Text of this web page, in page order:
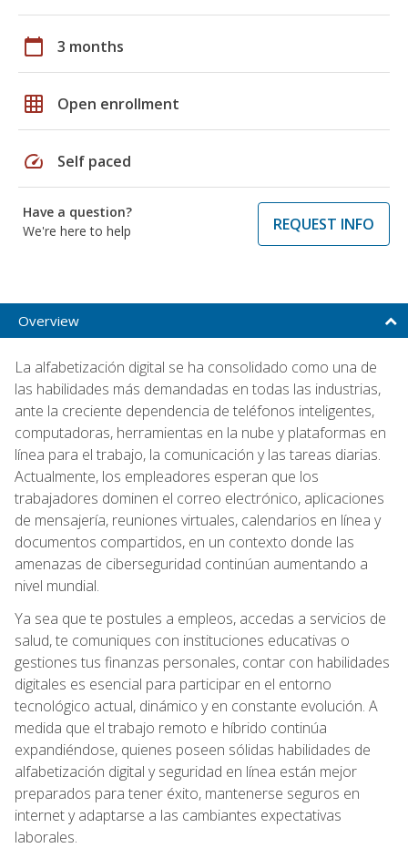
calendar_today 3 months
grid_on Open enrollment
speed Self paced
Have a question?
We're here to help
REQUEST INFO
Overview
La alfabetización digital se ha consolidado como una de
las habilidades más demandadas en todas las industrias,
ante la creciente dependencia de teléfonos inteligentes,
computadoras, herramientas en la nube y plataformas en
línea para el trabajo, la comunicación y las tareas diarias.
Actualmente, los empleadores esperan que los
trabajadores dominen el correo electrónico, aplicaciones
de mensajería, reuniones virtuales, calendarios en línea y
documentos compartidos, en un contexto donde las
amenazas de ciberseguridad continúan aumentando a
nivel mundial.
Ya sea que te postules a empleos, accedas a servicios de
salud, te comuniques con instituciones educativas o
gestiones tus finanzas personales, contar con habilidades
digitales es esencial para participar en el entorno
tecnológico actual, dinámico y en constante evolución. A
medida que el trabajo remoto e híbrido continúa
expandiéndose, quienes poseen sólidas habilidades de
alfabetización digital y seguridad en línea están mejor
preparados para tener éxito, mantenerse seguros en
internet y adaptarse a las cambiantes expectativas
laborales.